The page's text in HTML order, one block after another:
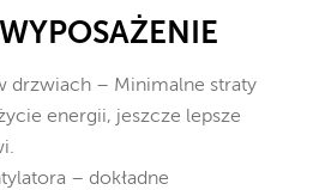
drzwiach – Minimalne straty
energii, jeszcze lepsze
– dokładne